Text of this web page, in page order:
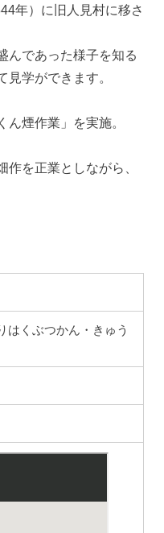
年）に旧人見村に移さ
んであった様子を知る
学ができます。
煙作業」を実施。
を正業としながら、
はくぶつかん・きゅう